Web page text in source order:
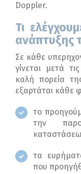
Doppler.
Τι
ανάπτυξης
Σε κάθε
γίνεται μετά
καλή πορεία
εξαρτάται κάθε
το
την
τα
που